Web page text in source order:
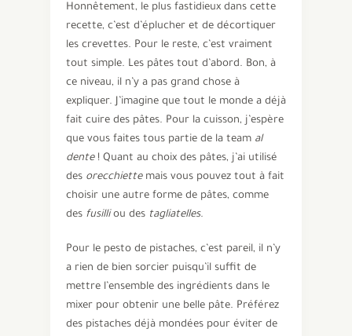
Honnêtement, le plus fastidieux dans cette
recette, c’est d’éplucher et de décortiquer
les crevettes. Pour le reste, c’est vraiment
tout simple. Les pâtes tout d’abord. Bon, à
ce niveau, il n’y a pas grand chose à
expliquer. J’imagine que tout le monde a déjà
fait cuire des pâtes. Pour la cuisson, j’espère
que vous faites tous partie de la team al
dente! Quant au choix des pâtes, j’ai utilisé
des orecchiette mais vous pouvez tout à fait
choisir une autre forme de pâtes, comme
des fusilliou des tagliatelles.
Pour le pesto de pistaches, c’est pareil, il n’y
a rien de bien sorcier puisqu’il suffit de
mettre l’ensemble des ingrédients dans le
mixer pour obtenir une belle pâte. Préférez
des pistaches déjà mondées pour éviter de